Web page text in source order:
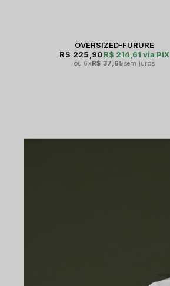
OVERSIZED-FURURE
R$ 214,61 via PIX
R$ 225,90
6xR$ 37,65sem juros